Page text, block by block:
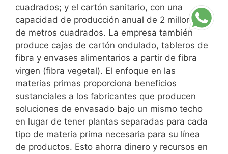
cuadrados; y el cartón sanitario, con una
capacidad de producción anual de 2 millones
de metros cuadrados. La empresa también
produce cajas de cartón ondulado, tableros de
fibra y envases alimentarios a partir de fibra
virgen (fibra vegetal). El enfoque en las
materias primas proporciona beneficios
sustanciales a los fabricantes que producen
soluciones de envasado bajo un mismo techo
en lugar de tener plantas separadas para cada
tipo de materia prima necesaria para su línea
de productos. Esto ahorra dinero y recursos en